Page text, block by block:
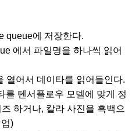
queue에 저장한다.
에서 파일명을 하나씩 읽어
열어서 데이타를 읽어들인다.
를 텐서플로우 모델에 맞게 정
하거나, 칼라 사진을 흑백으
)